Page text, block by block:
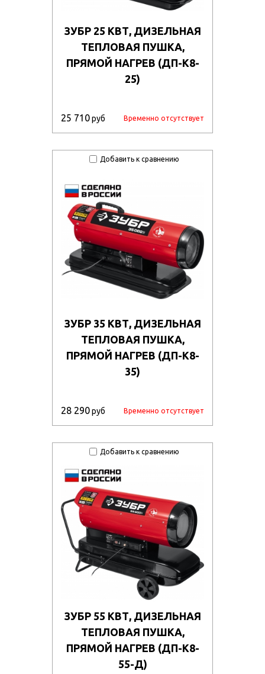
ЗУБР 25 КВТ, ДИЗЕЛЬНАЯ
ТЕПЛОВАЯ ПУШКА,
ПРЯМОЙ НАГРЕВ (ДП-К8-
25)
25 710руб Временно отсутствует
Добавить к сравнению
ЗУБР 35 КВТ, ДИЗЕЛЬНАЯ
ТЕПЛОВАЯ ПУШКА,
ПРЯМОЙ НАГРЕВ (ДП-К8-
35)
28 290руб Временно отсутствует
Добавить к сравнению
ЗУБР 55 КВТ, ДИЗЕЛЬНАЯ
ТЕПЛОВАЯ ПУШКА,
ПРЯМОЙ НАГРЕВ (ДП-К8-
55-Д)